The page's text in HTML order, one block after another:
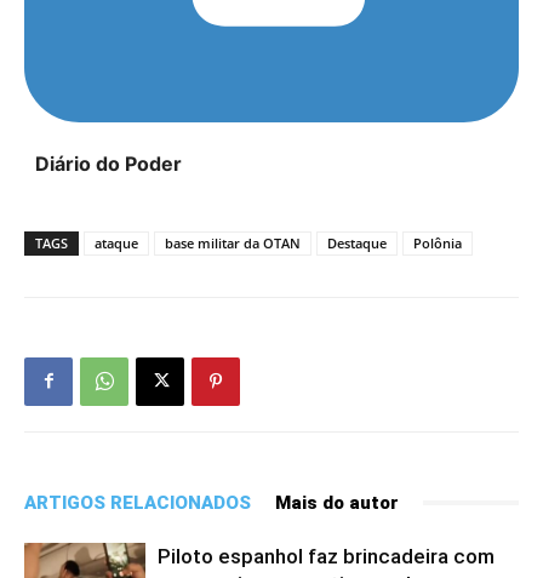
Diário do Poder
TAGS ataque base militar da OTAN Destaque Polônia
ARTIGOS RELACIONADOS Mais do autor
Piloto espanhol faz brincadeira com